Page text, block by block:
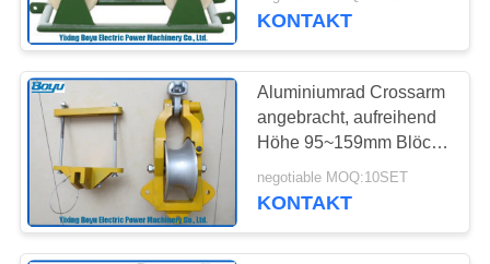
SIE EIN
ZITAT
SITEMAP
PRIVACY
POLICY
Gegendrehdrahtseil
Zusammengerollter
3 aufreiht
KONTAKT
Aluminiumrad Crossarm
angebracht, aufreihend
Höhe 95~159mm Blöcke
Capliper-Breiten-
99~175mm Capliper
negotiable MOQ:10SET
KONTAKT